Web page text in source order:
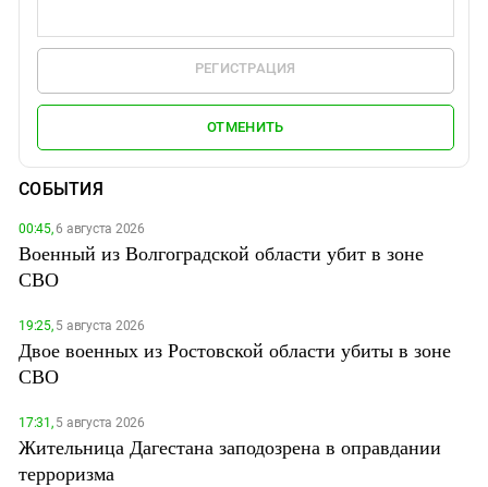
РЕГИСТРАЦИЯ
ОТМЕНИТЬ
СОБЫТИЯ
00:45,6 августа 2026
Военный из Волгоградской области убит в зоне
СВО
19:25,5 августа 2026
Двое военных из Ростовской области убиты в зоне
СВО
17:31,5 августа 2026
Жительница Дагестана заподозрена в оправдании
терроризма